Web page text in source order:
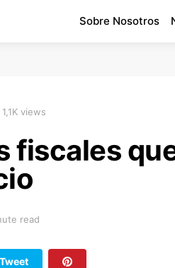
Sobre Nosotros
1,1K views
fiscales
read
Tweet